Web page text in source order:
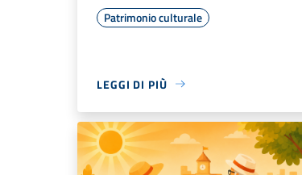
Patrimonio culturale
LEGGI DI PIÙ